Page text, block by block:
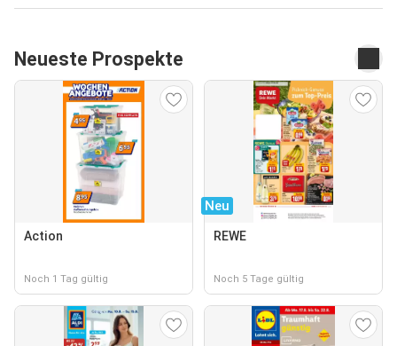
Neueste Prospekte
Action
Noch 1 Tag gültig
Neu
REWE
Noch 5 Tage gültig